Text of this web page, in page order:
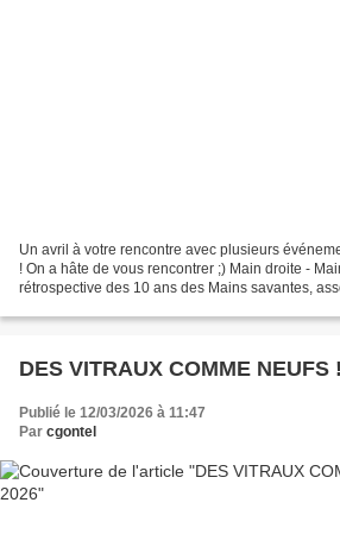
Un avril à votre rencontre avec plusieurs
! On a hâte de vous rencontrer ;) Main droite -
rétrospective des 10 ans des Mains savantes,
Publié le 12/03/2026 à 11:47
Par cgontel